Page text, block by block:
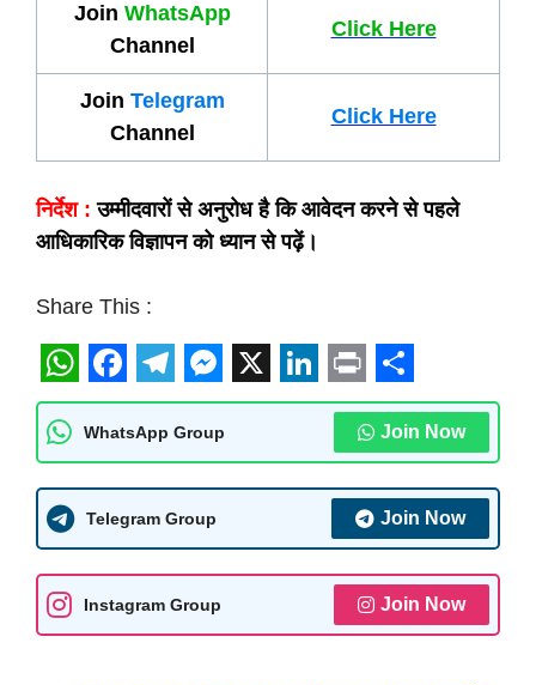
Join WhatsApp
Channel
Click Here
Join Telegram
Channel
Click Here
निर्देश : उम्मीदवारों से अनुरोध है कि आवेदन करने से पहले
आधिकारिक विज्ञापन को ध्यान से पढ़ें।
Share This :
W
h
a
t
s
A
p
F
a
c
e
b
o
o
T
e
l
e
g
r
a
M
e
s
s
e
n
g
X L
n
e
I
P
r
i
t
S
h
a
r
e
WhatsApp Group Join Now
Telegram Group Join Now
Instagram Group Join Now